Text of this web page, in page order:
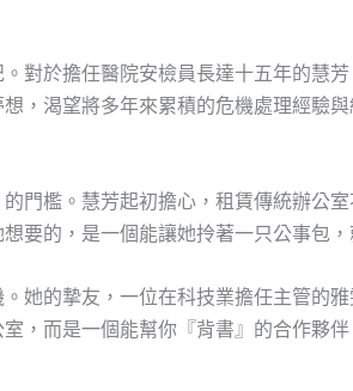
對於擔任醫院安檢員長達十五年的慧
，渴望將多年來累積的危機處理經驗
門檻。慧芳起初擔心，租賃傳統辦公
要的，是一個能讓她拎著一只公事包
她的摯友，一位在科技業擔任主管的
，而是一個能幫你『背書』的合作夥